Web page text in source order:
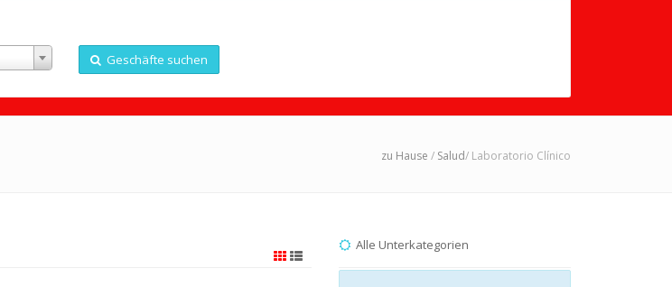
Geschäfte suchen
zu Hause / Salud/ Laboratorio Clínico
Alle Unterkategorien